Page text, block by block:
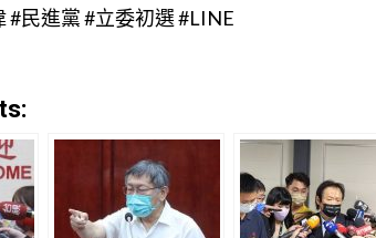
#民進黨 #立委初選 #LINE